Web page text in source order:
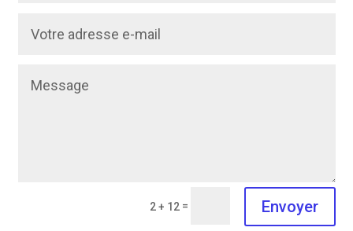
2 + 12= Envoyer